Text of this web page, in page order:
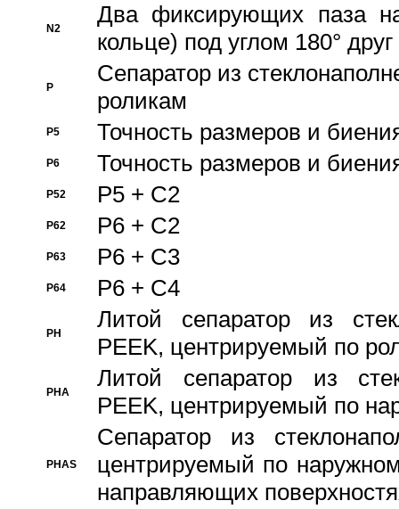
N2
Два фиксирующих паза
кольце) под углом 180° друг
P
Cепаратор из
роликам
P5 Точность размеров и
P6 Точность размеров и
P52 P5 + C2
P62 P6 + C2
P63 P6 + C3
P64 P6 + C4
PH
Литой сепаратор из
PEEK, центрируемый по
PHA
Литой сепаратор из
PEEK, центрируемый по
PHAS
Сепаратор из
центрируемый по
направляющих